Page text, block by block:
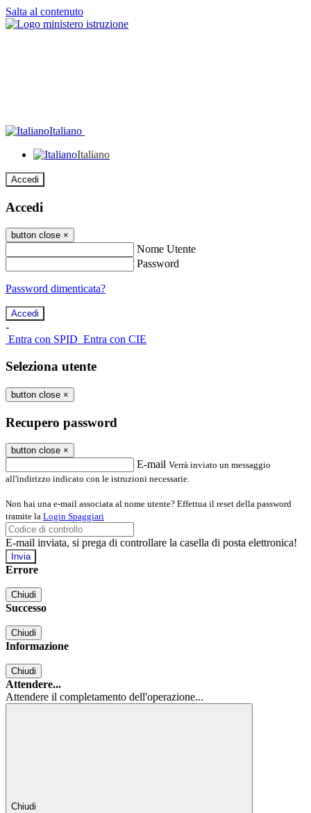
Salta al contenuto
Italiano
Italiano
Accedi
Accedi
button close ×
Nome Utente
Password
Password dimenticata?
-
Entra con SPID Entra con CIE
Seleziona utente
button close ×
Recupero password
button close ×
E-mail Verrà inviato un messaggio
all'indirizzo indicato con le istruzioni necessarie.
Non hai una e-mail associata al nome utente? Effettua il reset della password
tramite la Login Spaggiari
E-mail inviata, si prega di controllare la casella di posta elettronica!
Errore
Chiudi
Successo
Chiudi
Informazione
Chiudi
Attendere...
Attendere il completamento dell'operazione...
Chiudi